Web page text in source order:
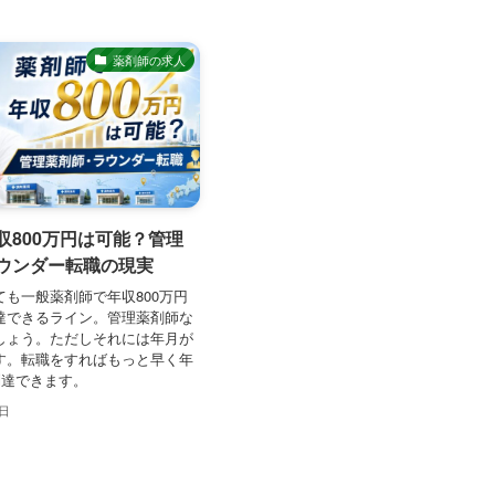
薬剤師の求人
800万円は可能？管理
ンダー転職の現実
も一般薬剤師で年収800万円
できるライン。管理薬剤師な
ょう。ただしそれには年月が
。転職をすればもっと早く年
できます。